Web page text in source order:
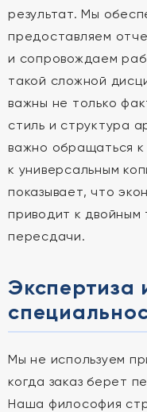
результат. Мы
предоставляем
и сопровождаем
такой сложной
важны не только
стиль и структура
важно обращаться
к универсальным
показывает, что
приводит к
пересдачи.
Экспертиза
Мы не используем
когда заказ берет
Наша философия